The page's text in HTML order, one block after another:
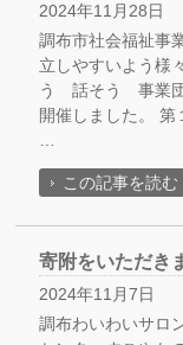
2024年11月28日
調布市社会福祉事
立しやすいよう様
う 話そう 事業団
開催しました。
この記事を読む
寄附をいただき
2024年11月7日
調布わいわいサ